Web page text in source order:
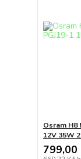
Osram H8
12V 35W
799,00